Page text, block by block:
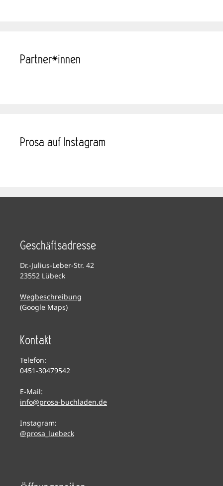
Partner*innen
Prosa auf Instagram
Geschäftsadresse
Dr.-Julius-Leber-Str. 42
23552 Lübeck
Wegbeschreibung
(Google Maps)
Kontakt
Telefon:
0451-30479542
E-Mail:
info@prosa-buchladen.de
Instagram:
@prosa_luebeck